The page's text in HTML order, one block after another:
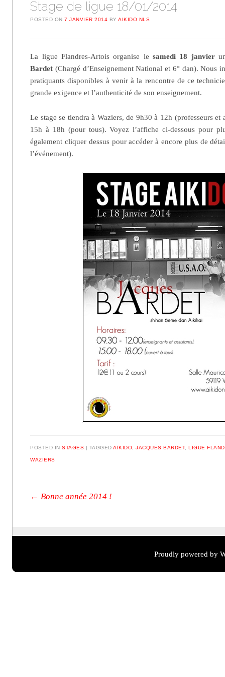
Stage de ligue 18/01/2014
POSTED ON7 JANVIER 2014 BYAIKIDO NLS
La ligue Flandres-Artois organise le samedi 18 janvier
Bardet (Chargé d’Enseignement National et 6° dan). Nous
pratiquants disponibles à venir à la rencontre de ce
grande exigence et l’authenticité de son enseignement.
Le stage se tiendra à Waziers, de 9h30 à 12h (professeurs et
15h à 18h (pour tous). Voyez l’affiche ci-dessous pour
également cliquer dessus pour accéder à encore plus de
l’événement).
POSTED INSTAGES | TAGGEDAÏKIDO ,JACQUES BARDET,LIGUE
WAZIERS
Post navigation
← Bonne année 2014 !
Proudly powered by